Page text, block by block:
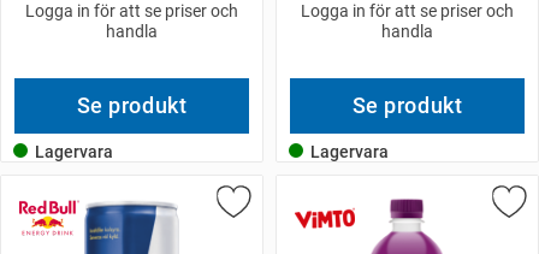
Logga in för att se priser och
handla
Se produkt
Lagervara
Logga in för att se priser och
handla
Se produkt
Lagervara